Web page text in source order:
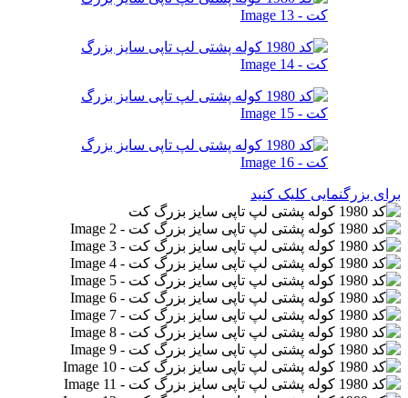
برای بزرگنمایی کلیک کنید